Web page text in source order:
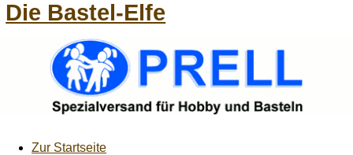
Die Bastel-Elfe
Zur Startseite